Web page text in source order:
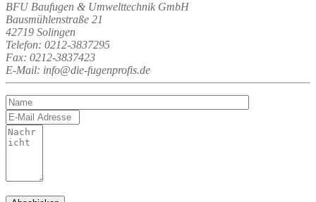
BFU Baufugen & Umwelttechnik GmbH
Bausmühlenstraße 21
42719 Solingen
Telefon: 0212-3837295
Fax: 0212-3837423
E-Mail: info@die-fugenprofis.de